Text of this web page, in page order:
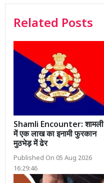
Related Posts
Shamli Encounter: शामली
में एक लाख का इनामी फुरकान
मुठभेड़ में ढेर
Published On 05 Aug 2026
16:29:46